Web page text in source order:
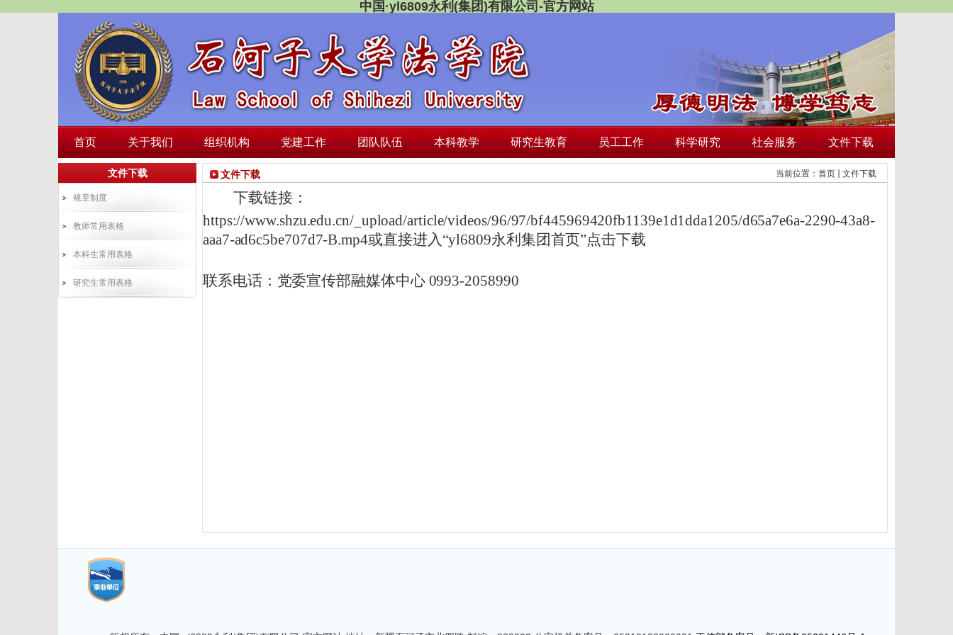
中国·yl6809永利(集团)有限公司-官方网站
首页 关于我们 组织机构 党建工作 团队队伍 本科教学 研究生教育 员工工作 科学研究 社会服务 文件下载
文件下载
规章制度
教师常用表格
本科生常用表格
研究生常用表格
文件下载 当前位置： 首页 文件下载
下载链接：
https://www.shzu.edu.cn/_upload/article/videos/96/97/bf445969420fb1139e1d1dda1205/d65a7e6a-2290-43a8-
aaa7-ad6c5be707d7-B.mp4或直接进入“yl6809永利集团首页”点击下载
联系电话：党委宣传部融媒体中心 0993-2058990